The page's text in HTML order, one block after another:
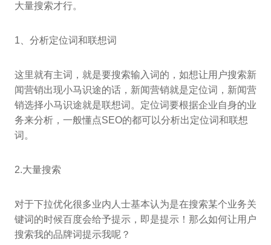
大量搜索才行。
1、分析定位词和联想词
这里就有主词，就是要搜索输入词的，如想让用户搜索新
闻营销出现小马识途的话，新闻营销就是定位词，新闻营
销选择小马识途就是联想词。定位词要根据企业自身的业
务来分析，一般懂点SEO的都可以分析出定位词和联想
词。
2.大量搜索
对于下拉优化很多业内人士基本认为是在搜索某个业务关
键词的时候百度会给予提示，即是提示！那么如何让用户
搜索我的品牌词提示我呢？